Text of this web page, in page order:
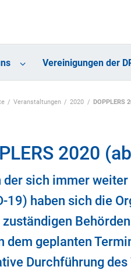
Vereinigungen der
Veranstaltungen 2020 DOPPLERS
2020
der sich immer
19) haben sich die
dem geplanten
Durchführung